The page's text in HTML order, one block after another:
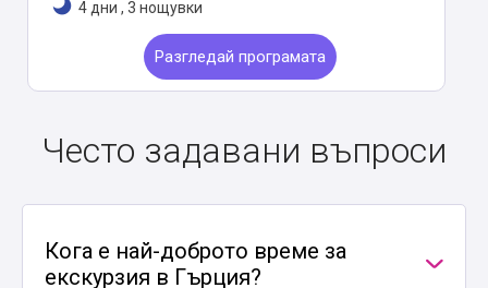
4 дни , 3 нощувки
Разгледай програмата
Често задавани въпроси
Кога е най-доброто време за
екскурзия в Гърция?